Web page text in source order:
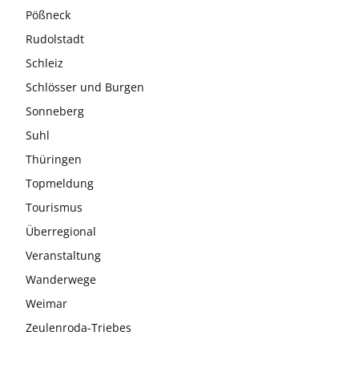
Pößneck
Rudolstadt
Schleiz
Schlösser und Burgen
Sonneberg
Suhl
Thüringen
Topmeldung
Tourismus
Überregional
Veranstaltung
Wanderwege
Weimar
Zeulenroda-Triebes